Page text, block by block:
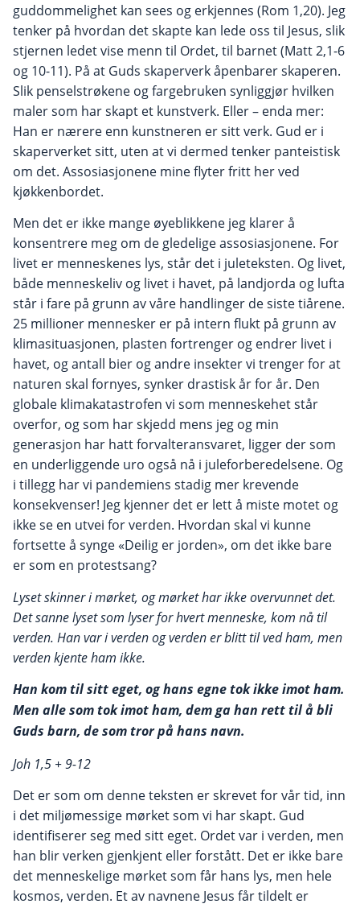
guddommelighet kan sees og erkjennes (Rom 1,20). Jeg
tenker på hvordan det skapte kan lede oss til Jesus, slik
stjernen ledet vise menn til Ordet, til barnet (Matt 2,1-6
og 10-11). På at Guds skaperverk åpenbarer skaperen.
Slik penselstrøkene og fargebruken synliggjør hvilken
maler som har skapt et kunstverk. Eller – enda mer:
Han er nærere enn kunstneren er sitt verk. Gud er i
skaperverket sitt, uten at vi dermed tenker panteistisk
om det. Assosiasjonene mine flyter fritt her ved
kjøkkenbordet.
Men det er ikke mange øyeblikkene jeg klarer å
konsentrere meg om de gledelige assosiasjonene. For
livet er menneskenes lys, står det i juleteksten. Og livet,
både menneskeliv og livet i havet, på landjorda og lufta
står i fare på grunn av våre handlinger de siste tiårene.
25 millioner mennesker er på intern flukt på grunn av
klimasituasjonen, plasten fortrenger og endrer livet i
havet, og antall bier og andre insekter vi trenger for at
naturen skal fornyes, synker drastisk år for år. Den
globale klimakatastrofen vi som menneskehet står
overfor, og som har skjedd mens jeg og min
generasjon har hatt forvalteransvaret, ligger der som
en underliggende uro også nå i juleforberedelsene. Og
i tillegg har vi pandemiens stadig mer krevende
konsekvenser! Jeg kjenner det er lett å miste motet og
ikke se en utvei for verden. Hvordan skal vi kunne
fortsette å synge «Deilig er jorden», om det ikke bare
er som en protestsang?
Lyset skinner i mørket, og mørket har ikke overvunnet det.
Det sanne lyset som lyser for hvert menneske, kom nå til
verden. Han var i verden og verden er blitt til ved ham, men
verden kjente ham ikke.
Han kom til sitt eget, og hans egne tok ikke imot ham.
Men alle som tok imot ham, dem ga han rett til å bli
Guds barn, de som tror på hans navn.
Joh 1,5 + 9-12
Det er som om denne teksten er skrevet for vår tid, inn
i det miljømessige mørket som vi har skapt. Gud
identifiserer seg med sitt eget. Ordet var i verden, men
han blir verken gjenkjent eller forstått. Det er ikke bare
det menneskelige mørket som får hans lys, men hele
kosmos, verden. Et av navnene Jesus får tildelt er